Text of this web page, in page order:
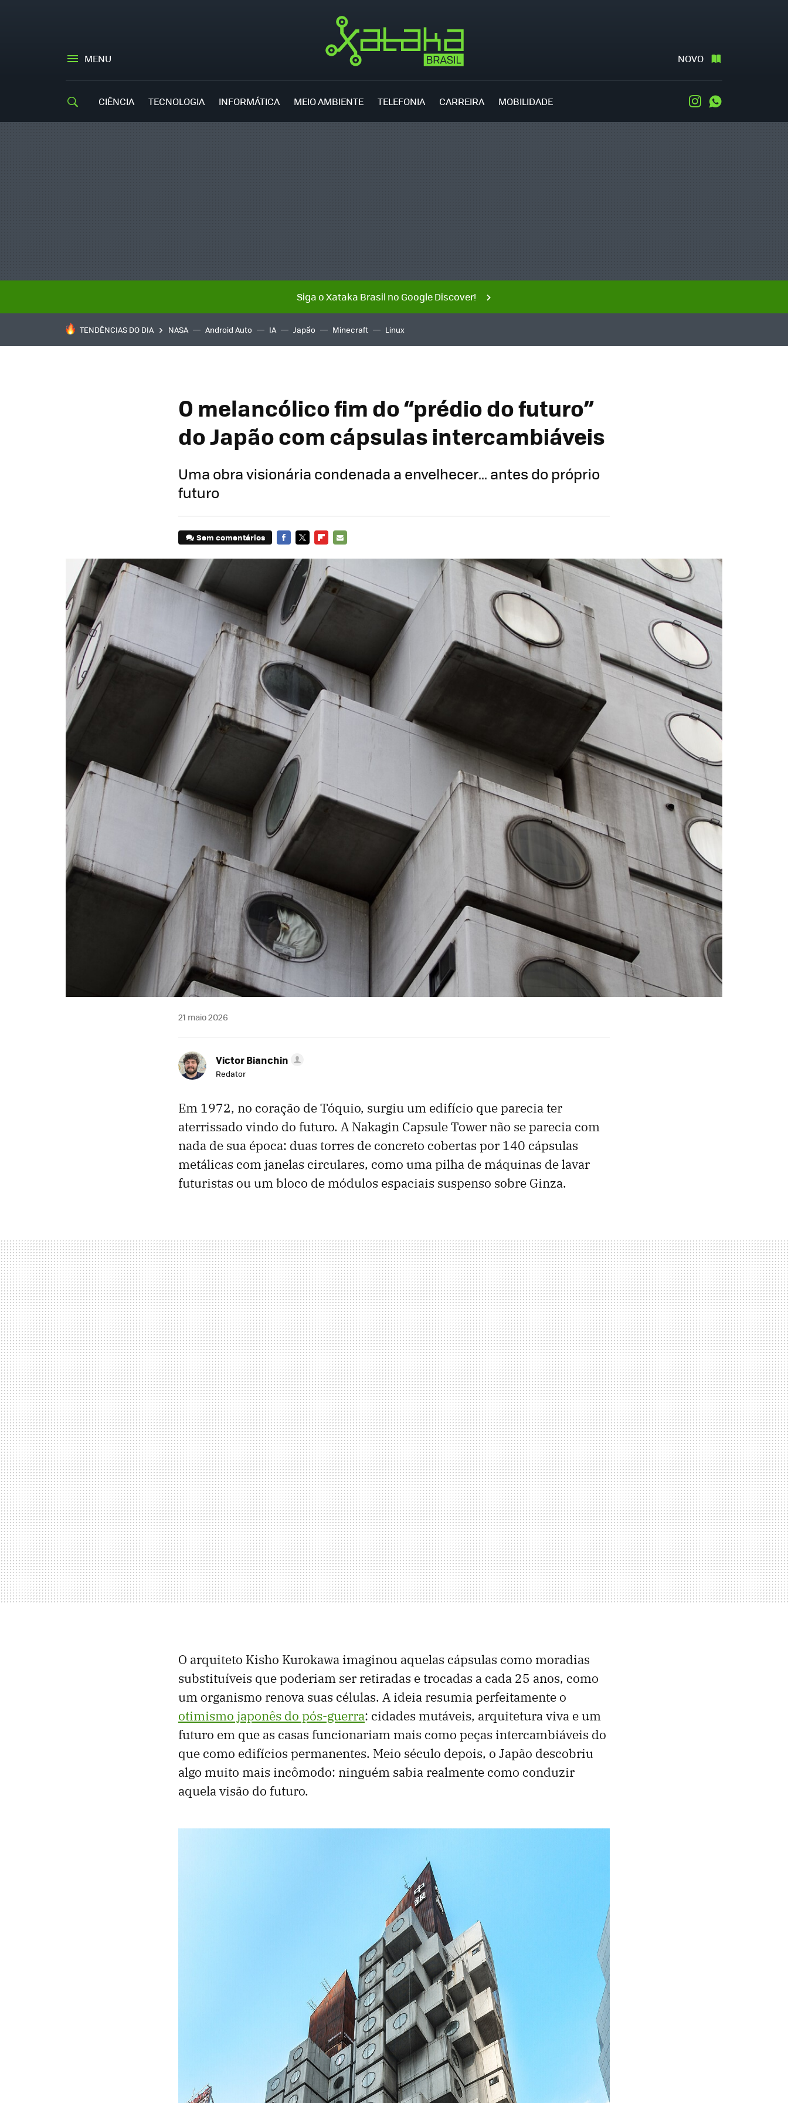
MENU NOVO
CIÊNCIA TECNOLOGIA INFORMÁTICA MEIO AMBIENTE TELEFONIA CARREIRA MOBILIDADE Instagram
Siga o Xataka Brasil no Google Discover!
TENDÊNCIAS DO DIA NASA Android Auto IA Japão Minecraft Linux
O melancólico fim do “prédio do futuro”
do Japão com cápsulas intercambiáveis
Uma obra visionária condenada a envelhecer... antes do próprio
futuro
Sem comentários
MAIL
21 maio 2026
Victor Bianchin
Redator
Em 1972, no coração de Tóquio, surgiu um edifício que parecia ter
aterrissado vindo do futuro. A Nakagin Capsule Tower não se parecia com
nada de sua época: duas torres de concreto cobertas por 140 cápsulas
metálicas com janelas circulares, como uma pilha de máquinas de lavar
futuristas ou um bloco de módulos espaciais suspenso sobre Ginza.
O arquiteto Kisho Kurokawa imaginou aquelas cápsulas como moradias
substituíveis que poderiam ser retiradas e trocadas a cada 25 anos, como
um organismo renova suas células. A ideia resumia perfeitamente o
otimismo japonês do pós-guerra: cidades mutáveis, arquitetura viva e um
futuro em que as casas funcionariam mais como peças intercambiáveis do
que como edifícios permanentes. Meio século depois, o Japão descobriu
algo muito mais incômodo: ninguém sabia realmente como conduzir
aquela visão do futuro.